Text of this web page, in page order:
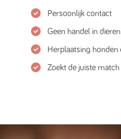
Persoonlijk contact
Geen handel in dieren
Herplaatsing honden
Zoekt de juiste match